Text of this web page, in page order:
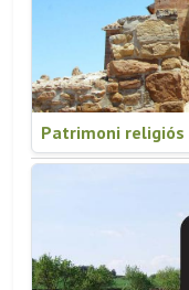
Patrimoni religiós